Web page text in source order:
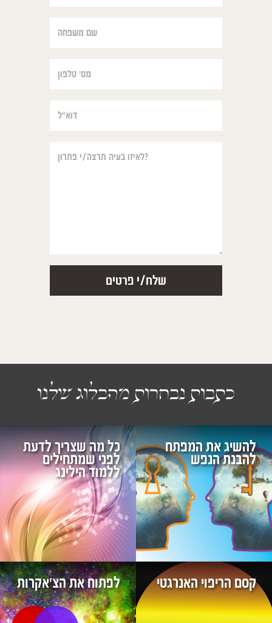
כתבות נבחרות מהבלוג שלנו
להשיג את המפתח
להבנת הנפש
כל מה שצריך לדעת
לפני שמתחילים
ללמוד הילינג
קסם הריפוי האנרגטי לפתוח את הצ'אקרות